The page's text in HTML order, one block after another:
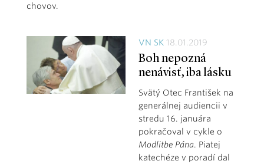
chovov.
VN SK18.01.2019
Boh nepozná
nenávisť, iba lásku
Svätý Otec František na
generálnej audiencii v
stredu 16. januára
pokračoval v cykle o
Modlitbe Pána. Piatej
katechéze v poradí dal